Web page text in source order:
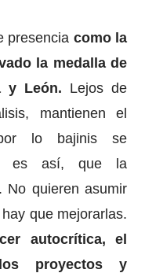
presencia como la
la medalla de
y León. Lejos de
mantienen el
lo bajinis se
es así, que la
No quieren asumir
que mejorarlas.
autocrítica, el
proyectos y